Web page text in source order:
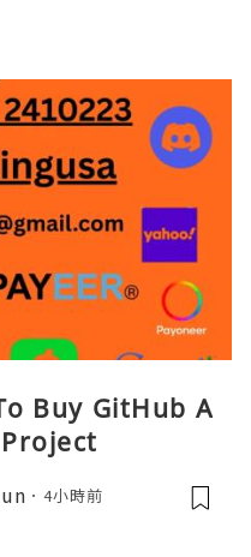
Buy GitHub A
4小時前